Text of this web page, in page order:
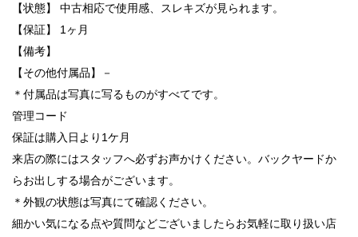
【状態】 中古相応で使用感、スレキズが見られます。
【保証】 1ヶ月
【備考】
【その他付属品】－
＊付属品は写真に写るものがすべてです。
管理コード
保証は購入日より1ケ月
来店の際にはスタッフへ必ずお声かけください。バックヤードか
らお出しする場合がございます。
＊外観の状態は写真にて確認ください。
細かい気になる点や質問などございましたらお気軽に取り扱い店